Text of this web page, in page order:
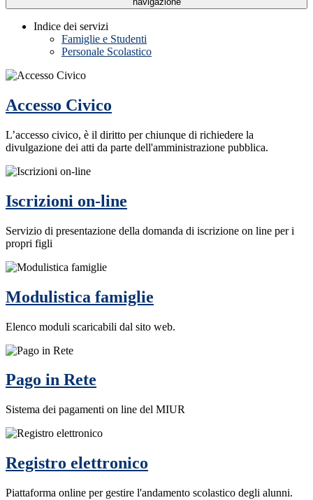
Indice dei servizi
Famiglie e Studenti
Personale Scolastico
Accesso Civico
L’accesso civico, è il diritto per chiunque di richiedere la
divulgazione dei atti da parte dell'amministrazione pubblica.
Iscrizioni on-line
Servizio di presentazione della domanda di iscrizione on line per i
propri figli
Modulistica famiglie
Elenco moduli scaricabili dal sito web.
Pago in Rete
Sistema dei pagamenti on line del MIUR
Registro elettronico
Piattaforma online per gestire l'andamento scolastico degli alunni.